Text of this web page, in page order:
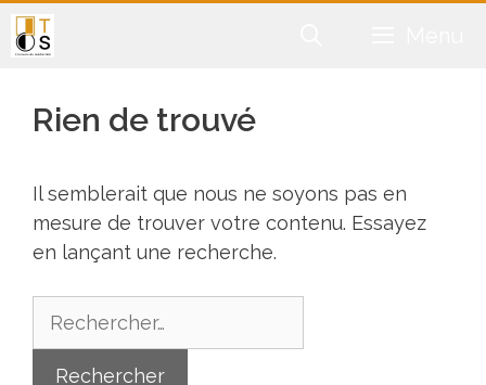
Aller
au
Rien de trouvé
Il semblerait que nous ne soyons pas en
mesure de trouver votre contenu. Essayez
en lançant une recherche.
Rechercher :